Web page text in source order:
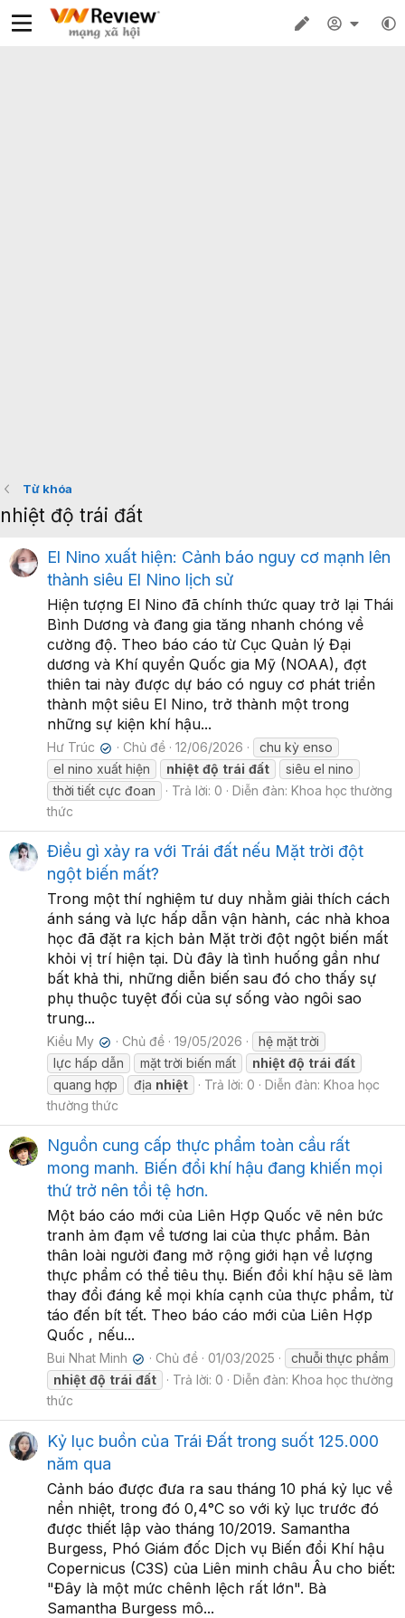
Từ khóa
nhiệt độ trái đất
El Nino xuất hiện: Cảnh báo nguy cơ mạnh lên
thành siêu El Nino lịch sử
Hiện tượng El Nino đã chính thức quay trở lại Thái
Bình Dương và đang gia tăng nhanh chóng về
cường độ. Theo báo cáo từ Cục Quản lý Đại
dương và Khí quyển Quốc gia Mỹ (NOAA), đợt
thiên tai này được dự báo có nguy cơ phát triển
thành một siêu El Nino, trở thành một trong
những sự kiện khí hậu...
Hư Trúc ✔ Chủ đề 12/06/2026
chu kỳ enso
el nino xuất hiện
nhiệt độ trái đất
siêu el nino
thời tiết cực đoan
Trả lời: 0 Diễn đàn: Khoa học thường
thức
Điều gì xảy ra với Trái đất nếu Mặt trời đột
ngột biến mất?
Trong một thí nghiệm tư duy nhằm giải thích cách
ánh sáng và lực hấp dẫn vận hành, các nhà khoa
học đã đặt ra kịch bản Mặt trời đột ngột biến mất
khỏi vị trí hiện tại. Dù đây là tình huống gần như
bất khả thi, những diễn biến sau đó cho thấy sự
phụ thuộc tuyệt đối của sự sống vào ngôi sao
trung...
Kiều My ✔ Chủ đề 19/05/2026
hệ mặt trời
lực hấp dẫn
mặt trời biến mất nhiệt độ trái đất
quang hợp
địa nhiệt Trả lời: 0 Diễn đàn: Khoa học
thường thức
Nguồn cung cấp thực phẩm toàn cầu rất
mong manh. Biến đổi khí hậu đang khiến mọi
thứ trở nên tồi tệ hơn.
Một báo cáo mới của Liên Hợp Quốc vẽ nên bức
tranh ảm đạm về tương lai của thực phẩm. Bản
thân loài người đang mở rộng giới hạn về lượng
thực phẩm có thể tiêu thụ. Biến đổi khí hậu sẽ làm
thay đổi đáng kể mọi khía cạnh của thực phẩm, từ
táo đến bít tết. Theo báo cáo mới của Liên Hợp
Quốc , nếu...
Bui Nhat Minh ✔ Chủ đề 01/03/2025
chuỗi thực phẩm
nhiệt độ trái đất Trả lời: 0 Diễn đàn: Khoa học thường
thức
Kỷ lục buồn của Trái Đất trong suốt 125.000
năm qua
Cảnh báo được đưa ra sau tháng 10 phá kỷ lục về
nền nhiệt, trong đó 0,4°C so với kỷ lục trước đó
được thiết lập vào tháng 10/2019. Samantha
Burgess, Phó Giám đốc Dịch vụ Biến đổi Khí hậu
Copernicus (C3S) của Liên minh châu Âu cho biết:
"Đây là một mức chênh lệch rất lớn". Bà
Samantha Burgess mô...